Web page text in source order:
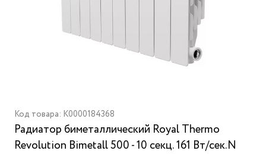
Код товара: K0000184368
Радиатор биметаллический Royal Thermo
Revolution Bimetall 500 - 10 секц. 161 Вт/сек.N